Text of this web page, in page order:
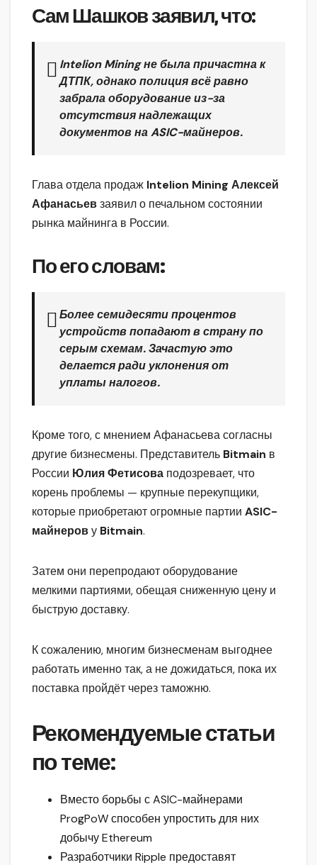
СамШашковзаявил, что:
Intelion Miningне была причастна к
ДТПК, однако полиция всё равно
забрала оборудование из-за
отсутствия надлежащих
документов наASIC-майнеров.
Глава отдела продаж Intelion Mining Алексей
Афанасьевзаявил о печальном состоянии
рынка майнинга в России.
По его словам:
Более семидесяти процентов
устройств попадают в страну по
серым схемам. Зачастую это
делается ради уклонения от
уплаты налогов.
Кроме того, с мнением Афанасьева согласны
другие бизнесмены. Представитель Bitmain в
России Юлия Фетисова подозревает, что
корень проблемы — крупные перекупщики,
которые приобретают огромные партии ASIC-
майнерову Bitmain.
Затем они перепродают оборудование
мелкими партиями, обещая сниженную цену и
быструю доставку.
К сожалению, многим бизнесменам выгоднее
работать именно так, а не дожидаться, пока их
поставка пройдёт через таможню.
Рекомендуемые статьи
по теме:
Вместо борьбы с ASIC-майнерами
ProgPoW способен упростить для них
добычу Ethereum
Разработчики Ripple предоставят